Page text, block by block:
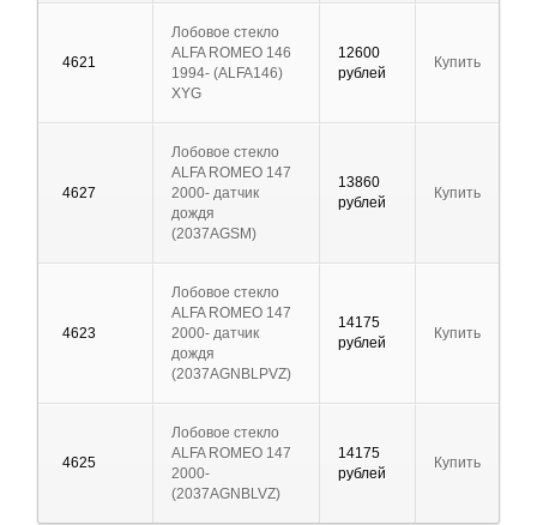
4621
Лобовое стекло
ALFA ROMEO 146
1994- (ALFA146)
XYG
12600
рублей
Купить
4627
Лобовое стекло
ALFA ROMEO 147
2000- датчик
дождя
(2037AGSM)
13860
рублей
Купить
4623
Лобовое стекло
ALFA ROMEO 147
2000- датчик
дождя
(2037AGNBLPVZ)
14175
рублей
Купить
4625
Лобовое стекло
ALFA ROMEO 147
2000-
(2037AGNBLVZ)
14175
рублей
Купить